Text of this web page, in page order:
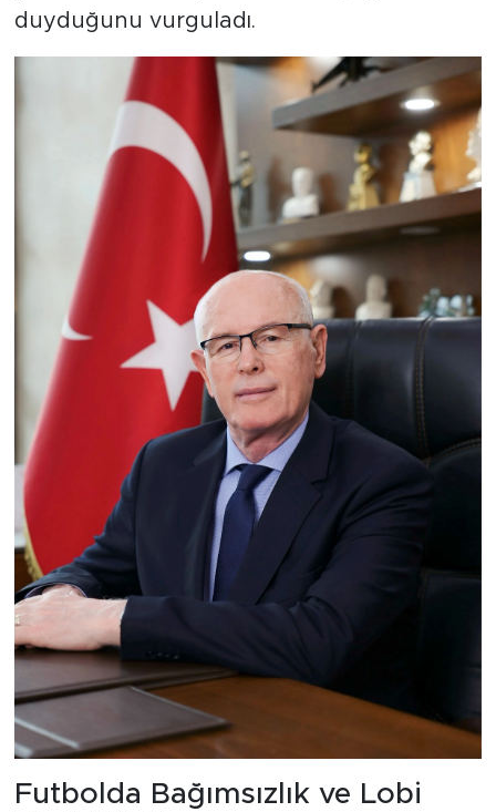
duyduğunu vurguladı.
Futbolda Bağımsızlık ve Lobi